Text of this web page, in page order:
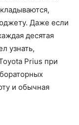
Даже если
десятая
узнать,
Prius при
и обычная